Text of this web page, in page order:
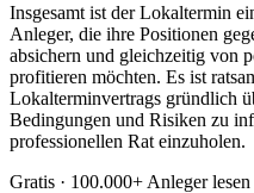
Insgesamt ist der Lokaltermin
Anleger, die ihre Positionen
absichern und gleichzeitig von
profitieren möchten. Es ist
Lokalterminvertrags gründlich
Bedingungen und Risiken zu
professionellen Rat einzuholen.
Gratis · 100.000+ Anleger